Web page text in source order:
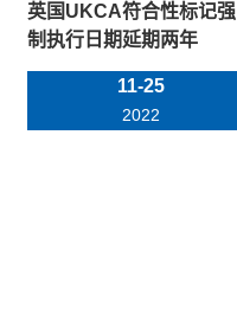
英国UKCA符合性标记强
制执行日期延期两年
11-25
2022